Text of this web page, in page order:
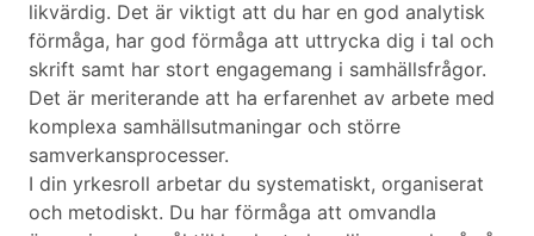
likvärdig. Det är viktigt att du har en god analytisk
förmåga, har god förmåga att uttrycka dig i tal och
skrift samt har stort engagemang i samhällsfrågor.
Det är meriterande att ha erfarenhet av arbete med
komplexa samhällsutmaningar och större
samverkansprocesser.
I din yrkesroll arbetar du systematiskt, organiserat
och metodiskt. Du har förmåga att omvandla